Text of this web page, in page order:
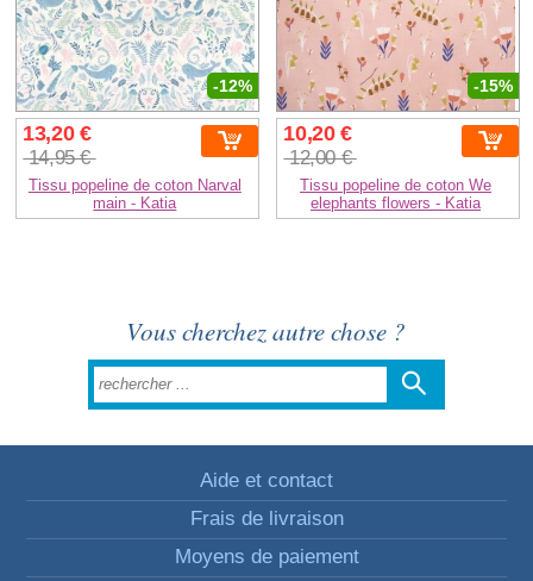
-12%
13,20 €
14,95 €
Tissu popeline de coton Narval
main - Katia
-15%
10,20 €
12,00 €
Tissu popeline de coton We
elephants flowers - Katia
Vous cherchez autre chose ?
Aide et contact
Frais de livraison
Moyens de paiement